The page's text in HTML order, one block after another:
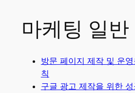
마케팅 일반
방문 페이지 제작 및 운
칙
구글 광고 제작을 위한